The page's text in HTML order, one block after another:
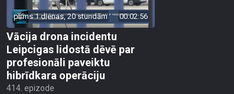
pirms 1 dienas, 20 stundām 00:02:56
Vācija drona incidentu
Leipcigas lidostā dēvē par
profesionāli paveiktu
hibrīdkara operāciju
414. epizode